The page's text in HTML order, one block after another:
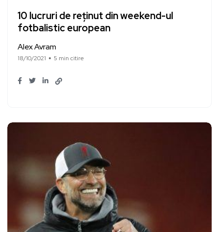
10 lucruri de reținut din weekend-ul
fotbalistic european
Alex Avram
18/10/2021 5 min citire